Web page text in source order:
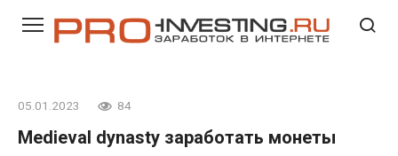
05.01.2023 84
Medieval dynasty заработать монеты